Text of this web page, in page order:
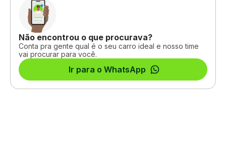
Não encontrou o que procurava?
Conta pra gente qual é o seu carro ideal e nosso time
vai procurar para você.
Ir para o WhatsApp